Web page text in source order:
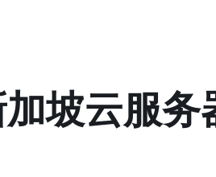
加坡云服